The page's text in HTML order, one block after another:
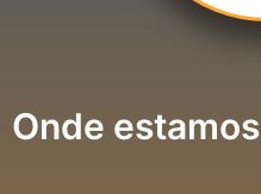
Onde estamos